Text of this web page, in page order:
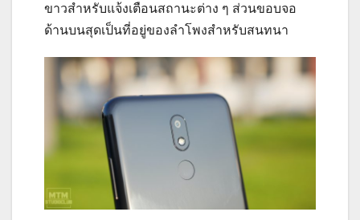
ขาวสำหรับแจ้งเตือนสถานะต่าง ๆ ส่วนขอบจอ
ด้านบนสุดเป็นที่อยู่ของลำโพงสำหรับสนทนา